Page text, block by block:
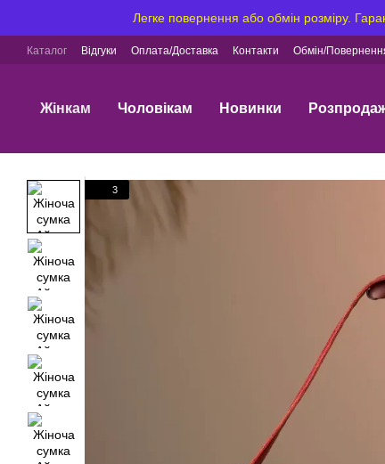
Перейти до основного контентуЛегке повернення або обмін розміру.
Каталог Відгуки Оплата/Доставка Контакти Обмін/
Жінкам Чоловікам Новинки
3